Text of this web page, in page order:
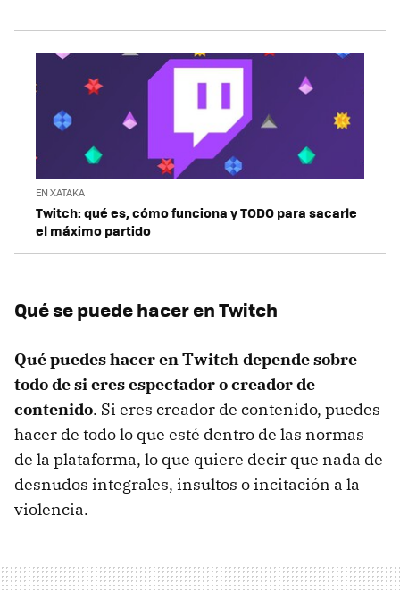
EN XATAKA
Twitch: qué es, cómo funciona y TODO para sacarle
el máximo partido
Qué se puede hacer en Twitch
Qué puedes hacer en Twitch depende sobre
todo de si eres espectador o creador de
contenido. Si eres creador de contenido, puedes
hacer de todo lo que esté dentro de las normas
de la plataforma, lo que quiere decir que nada de
desnudos integrales, insultos o incitación a la
violencia.